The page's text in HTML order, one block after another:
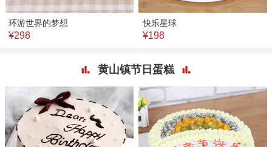
环游世界的梦想
¥298
快乐星球
¥198
黄山镇节日蛋糕